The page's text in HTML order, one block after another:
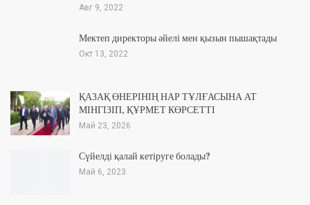
Авг 9, 2022
Мектеп директоры әйелі мен қызын пышақтады
Окт 13, 2022
ҚАЗАҚ ӨНЕРІНІҢ НАР ТҰЛҒАСЫНА АТ
МІНГІЗІП, ҚҰРМЕТ КӨРСЕТТІ
Май 23, 2026
Сүйелді қалай кетіруге болады?
Май 6, 2023